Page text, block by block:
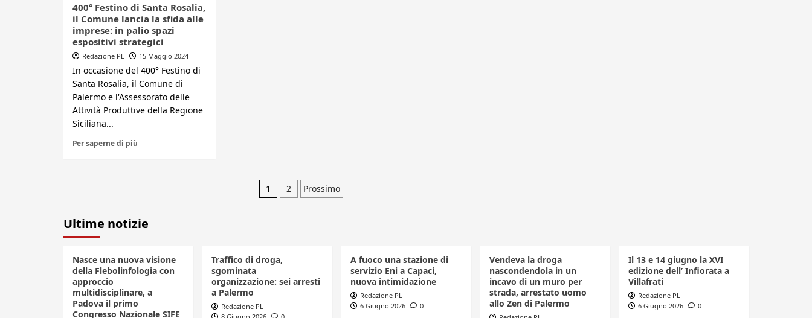
400° Festino di Santa Rosalia,
il Comune lancia la sfida alle
imprese: in palio spazi
espositivi strategici
Redazione PL 15 Maggio 2024
In occasione del 400° Festino di
Santa Rosalia, il Comune di
Palermo e l'Assessorato delle
Attività Produttive della Regione
Siciliana...
Per saperne di più
Paginazione
1 2 Prossimo
Ultime notizie
Nasce una nuova visione
della Flebolinfologia con
approccio
multidisciplinare, a
Padova il primo
Congresso Nazionale SIFE
Traffico di droga,
sgominata
organizzazione: sei arresti
a Palermo
Redazione PL
A fuoco una stazione di
servizio Eni a Capaci,
nuova intimidazione
Redazione PL
6 Giugno 2026
0
Vendeva la droga
nascondendola in un
incavo di un muro per
strada, arrestato uomo
allo Zen di Palermo
Il 13 e 14 giugno la XVI
edizione dell’ Infiorata a
Villafrati
Redazione PL
6 Giugno 2026
0